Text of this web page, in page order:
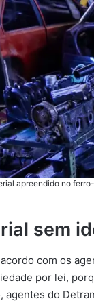
apreendido no
sem
com os
por lei,
agentes do